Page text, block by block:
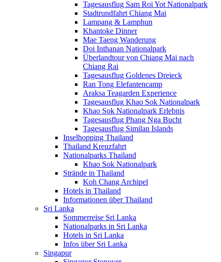
Tagesausflug Sam Roi Yot Nationalpark
Stadtrundfahrt Chiang Mai
Lampang & Lamphun
Khantoke Dinner
Mae Taeng Wanderung
Doi Inthanan Nationalpark
Überlandtour von Chiang Mai nach
Chiang Rai
Tagesausflug Goldenes Dreieck
Ran Tong Elefantencamp
Araksa Teagarden Experience
Tagesausflug Khao Sok Nationalpark
Khao Sok Nationalpark Erlebnis
Tagesausflug Phang Nga Bucht
Tagesausflug Similan Islands
Inselhopping Thailand
Thailand Kreuzfahrt
Nationalparks Thailand
Khao Sok Nationalpark
Strände in Thailand
Koh Chang Archipel
Hotels in Thailand
Informationen über Thailand
Sri Lanka
Sommerreise Sri Lanka
Nationalparks in Sri Lanka
Hotels in Sri Lanka
Infos über Sri Lanka
Singapur